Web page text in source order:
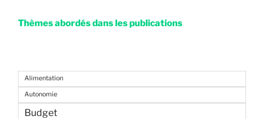
Thèmes abordés dans les publications
Alimentation
Autonomie
Budget